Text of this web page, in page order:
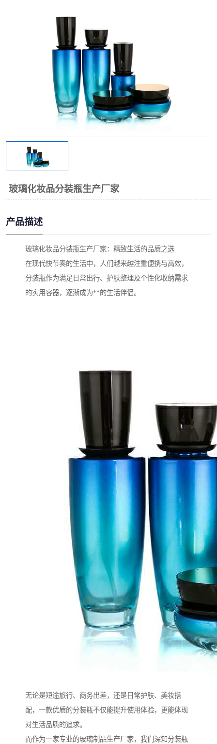
玻璃化妆品分装瓶生产厂家
产品描述
玻璃化妆品分装瓶生产厂家：精致生活的品质之选
在现代快节奏的生活中，人们越来越注重便携与高效，
分装瓶作为满足日常出行、护肤整理及个性化收纳需求
的实用容器，逐渐成为**的生活伴侣。
无论是短途旅行、商务出差，还是日常护肤、美妆搭
配，一款优质的分装瓶不仅能提升使用体验，更能体现
对生活品质的追求。
而作为一家专业的玻璃制品生产厂家，我们深知分装瓶